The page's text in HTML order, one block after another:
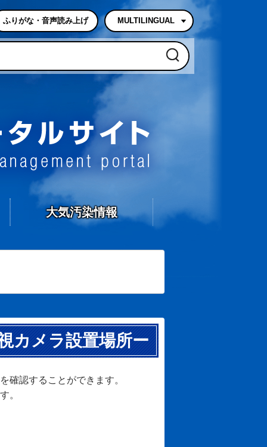
ふりがな・音声読み上げ MULTILINGUAL
大気汚染情報
カメラ設置場所ー
確認することができます。
。